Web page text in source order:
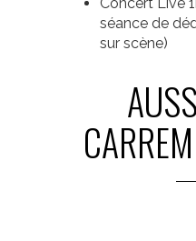
séance de
sur scène)